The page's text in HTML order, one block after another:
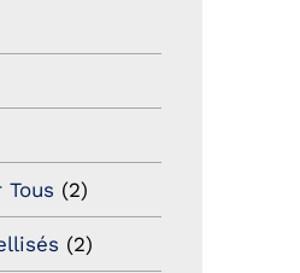
(2)
(2)